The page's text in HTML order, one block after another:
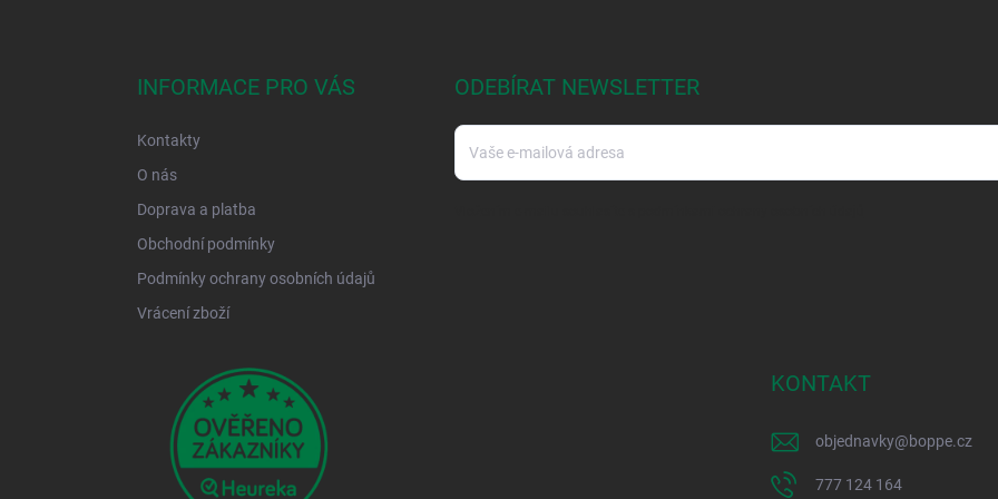
INFORMACE PRO VÁS
Kontakty
O nás
Doprava a platba
Obchodní podmínky
Podmínky ochrany osobních údajů
Vrácení zboží
ODEBÍRAT NEWSLETTER
KONTAKT
objednavky@boppe.cz
777 124 164